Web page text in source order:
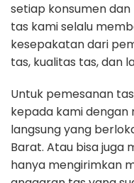
setiap konsumen
tas kami selalu
kesepakatan dari
tas, kualitas tas, dan
Untuk pemesanan
kepada kami
langsung yang
Barat. Atau bisa juga
hanya mengirimkan